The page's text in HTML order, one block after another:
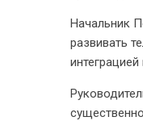
Начальник
развивать